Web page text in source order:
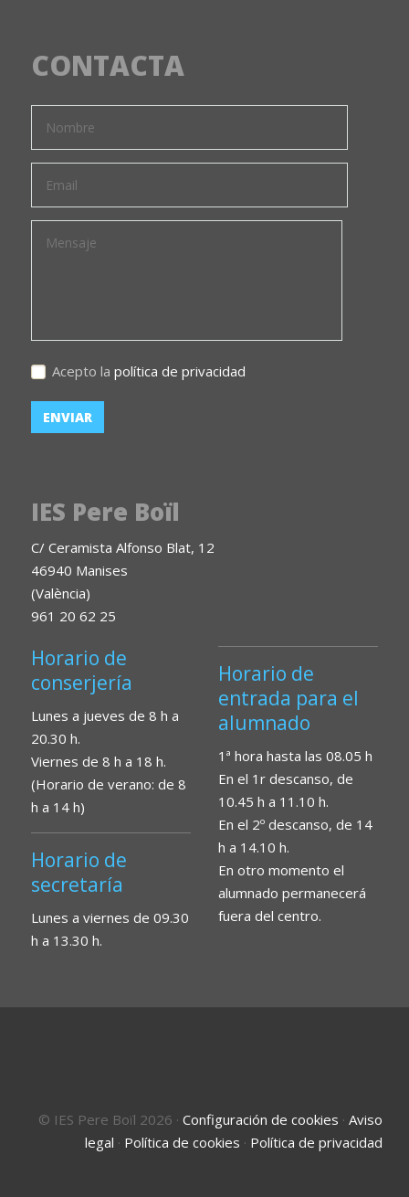
CONTACTA
Acepto la política de privacidad
IES Pere Boïl
C/ Ceramista Alfonso Blat, 12
46940 Manises
(València)
961 20 62 25
Horario de
conserjería
Lunes a jueves de 8 h a
20.30 h.
Viernes de 8 h a 18 h.
(Horario de verano: de 8
h a 14 h)
Horario de
secretaría
Lunes a viernes de 09.30
h a 13.30 h.
Horario de
entrada para el
alumnado
1ª hora hasta las 08.05 h
En el 1r descanso, de
10.45 h a 11.10 h.
En el 2º descanso, de 14
h a 14.10 h.
En otro momento el
alumnado permanecerá
fuera del centro.
© IES Pere Boïl 2026 · Configuración de cookies · Aviso
legal · Política de cookies · Política de privacidad